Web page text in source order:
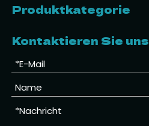
Produktkategorie
Kontaktieren Sie uns